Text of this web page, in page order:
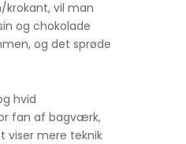
krokant, vil man
og chokolade
og det sprøde
hvid
fan af bagværk,
viser mere teknik